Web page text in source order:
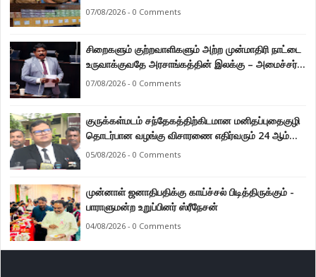
07/08/2026 - 0 Comments
சிறைகளும் குற்றவாளிகளும் அற்ற முன்மாதிரி நாட்டை
உருவாக்குவதே அரசாங்கத்தின் இலக்கு – அமைச்சர்
இராமலிங்கம் சந்திரசேகர்
07/08/2026 - 0 Comments
குருக்கள்மடம் சந்தேகத்திற்கிடமான மனிதப்புதைகுழி
தொடர்பான வழங்கு விசாரணை எதிர்வரும் 24 ஆம்
திகதிக்கு தவணையிடப்பட்டுள்ளது.
05/08/2026 - 0 Comments
முன்னாள் ஜனாதிபதிக்கு காய்ச்சல் பிடித்திருக்கும் -
பாராளுமன்ற உறுப்பினர் ஸ்ரீநேசன்
04/08/2026 - 0 Comments